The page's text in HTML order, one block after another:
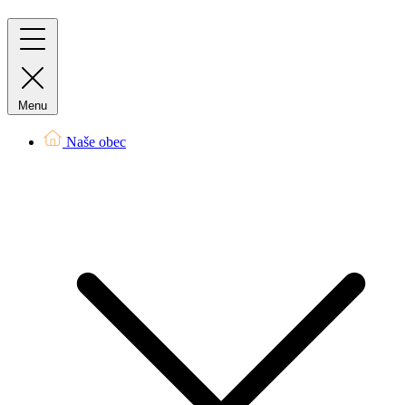
Menu
Naše obec